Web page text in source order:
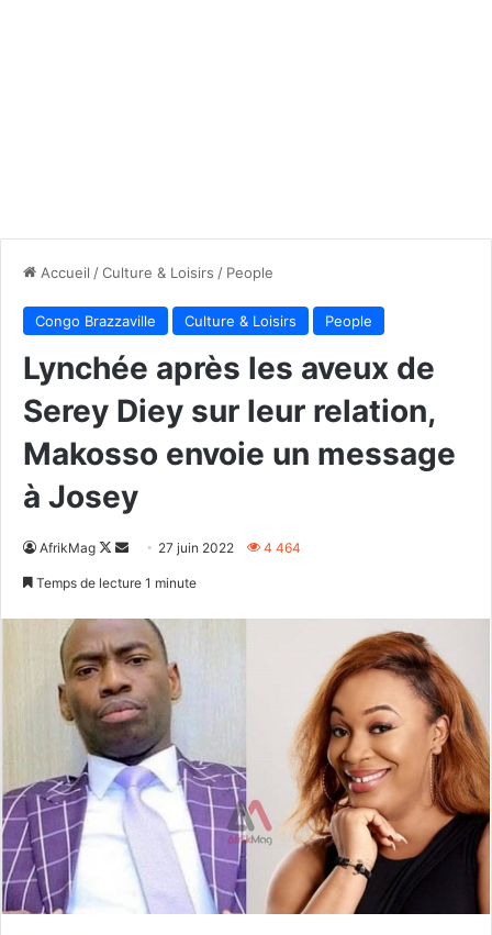
Accueil /Culture & Loisirs / People
Congo Brazzaville Culture & Loisirs People
Lynchée après les aveux de
Serey Diey sur leur relation,
Makosso envoie un message
à Josey
AfrikMag
Follow
Envoyer27 juin 2022 4 464
Temps de lecture 1 minute